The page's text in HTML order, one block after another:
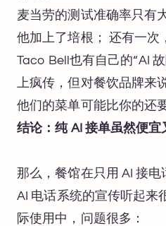
麦当劳的测试准确率只有
他加上了培根； 还有一次
Taco Bell也有自己的“AI
上疯传，但对餐饮品牌来
他们的菜单可能比你的还
结论：纯 AI 接单虽然便
那么，餐馆在只用 AI 接
AI 电话系统的宣传听起来
际使用中，问题很多：